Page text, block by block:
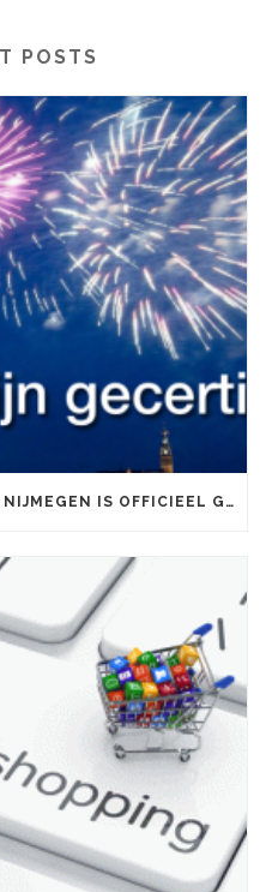
POSTS
SYMBIO MARKETING UIT NIJMEGEN IS OFFICIEEL GOOGLE PARTNER